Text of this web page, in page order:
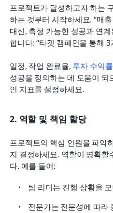
프로젝트가 달성하고자 하는
하는 것부터 시작하세요. “매
대신, 측정 가능한 성공과 연
합니다: “타겟 캠페인을 통해
일정, 작업 완료율, 투자 수익
성공을 정의하는 데 도움이 되
인 지표를 설정하세요.
2. 역할 및 책임 할당
프로젝트의 핵심 인원을 파악
지 결정하세요. 역할이 명확할
다. 예를 들어:
팀 리더는 진행 상황을
전문가는 전문성에 따라